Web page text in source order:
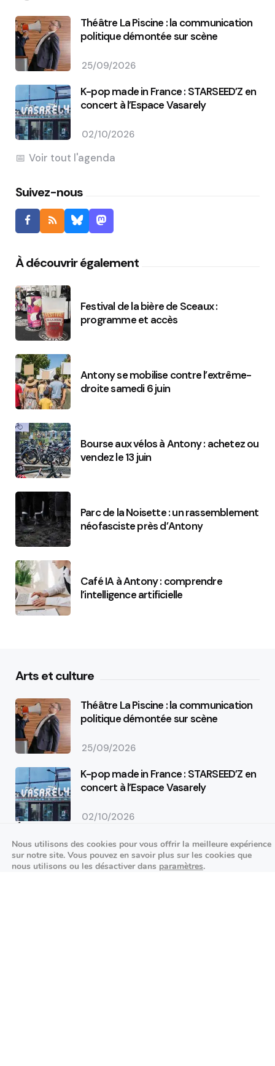
Théâtre La Piscine : la communication
politique démontée sur scène
25/09/2026
K-pop made in France : STARSEED’Z en
concert à l’Espace Vasarely
02/10/2026
Voir tout l'agenda
Suivez-nous
À découvrir également
Festival de la bière de Sceaux :
programme et accès
Antony se mobilise contre l’extrême-
droite samedi 6 juin
Bourse aux vélos à Antony : achetez ou
vendez le 13 juin
Parc de la Noisette : un rassemblement
néofasciste près d’Antony
Café IA à Antony : comprendre
l’intelligence artificielle
Arts et culture
Théâtre La Piscine : la communication
politique démontée sur scène
25/09/2026
K-pop made in France : STARSEED’Z en
concert à l’Espace Vasarely
02/10/2026
Aucun article trouvé.
Nous utilisons des cookies pour vous offrir la meilleure expérience
sur notre site. Vous pouvez en savoir plus sur les cookies que
nous utilisons ou les désactiver dans paramètres.